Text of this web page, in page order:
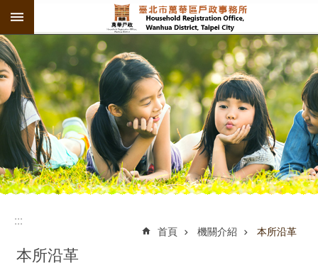
跳到主要內容區塊
:::
:::
首頁 機關介紹 本所沿革
本所沿革